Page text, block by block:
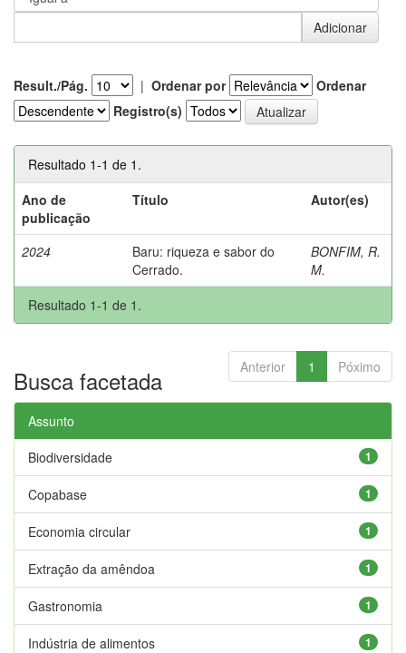
Result./Pág. | Ordenar por
Ordenar
Registro(s)
Resultado 1-1 de 1.
Ano de
publicação
Título Autor(es)
2024
Baru: riqueza e sabor do
Cerrado.
BONFIM, R.
M.
Resultado 1-1 de 1.
Anterior 1 Póximo
Busca facetada
Assunto
1
Biodiversidade
1
Copabase
1
Economia circular
1
Extração da amêndoa
1
Gastronomia
1
Indústria de alimentos